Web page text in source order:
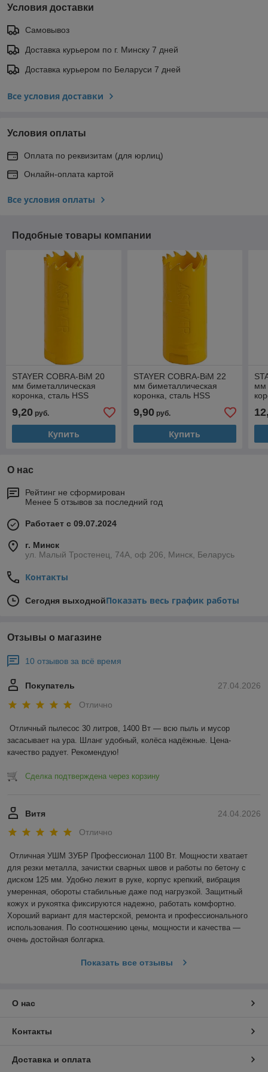
Условия доставки
Самовывоз
Доставка курьером по г. Минску 7 дней
Доставка курьером по Беларуси 7 дней
Все условия доставки
Условия оплаты
Оплата по реквизитам (для юрлиц)
Онлайн-оплата картой
Все условия оплаты
Подобные товары компании
STAYER COBRA-BiM 20
мм биметаллическая
коронка, сталь HSS
9,20 руб.
Купить
STAYER COBRA-BiM 22
мм биметаллическая
коронка, сталь HSS
9,90руб.
Купить
мм
О нас
Рейтинг не сформирован
Менее 5 отзывов за последний год
Работает с 09.07.2024
г. Минск
ул. Малый Тростенец, 74А, оф 206, Минск, Беларусь
Контакты
Сегодня выходнойПоказать весь график работы
Отзывы о магазине
10 отзывов за всё время
27.04.2026
Покупатель
Отлично
Отличный пылесос 30 литров, 1400 Вт — всю пыль и мусор
засасывает на ура. Шланг удобный, колёса надёжные. Цена-
качество радует. Рекомендую!
Сделка подтверждена через корзину
24.04.2026
Витя
Отлично
Отличная УШМ ЗУБР Профессионал 1100 Вт. Мощности хватает
для резки металла, зачистки сварных швов и работы по бетону с
диском 125 мм. Удобно лежит в руке, корпус крепкий, вибрация
умеренная, обороты стабильные даже под нагрузкой. Защитный
кожух и рукоятка фиксируются надежно, работать комфортно.
Хороший вариант для мастерской, ремонта и профессионального
использования. По соотношению цены, мощности и качества —
очень достойная болгарка.
Показать все отзывы
О нас
Контакты
Доставка и оплата